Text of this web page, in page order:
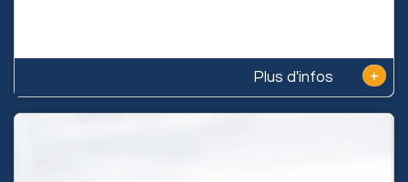
Plus d'infos +